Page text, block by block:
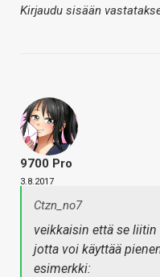
Kirjaudu sisään
9700 Pro
3.8.2017
Ctzn_no7
veikkaisin että se
jotta voi käyttää
esimerkki: